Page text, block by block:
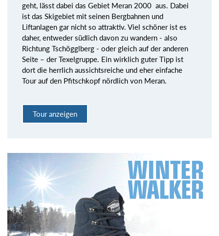
geht, lässt dabei das Gebiet Meran 2000 aus. Dabei
ist das Skigebiet mit seinen Bergbahnen und
Liftanlagen gar nicht so attraktiv. Viel schöner ist es
daher, entweder südlich davon zu wandern - also
Richtung Tschögglberg - oder gleich auf der anderen
Seite – der Texelgruppe. Ein wirklich guter Tipp ist
dort die herrlich aussichtsreiche und eher einfache
Tour auf den Pfitschkopf nördlich von Meran.
Tour anzeigen